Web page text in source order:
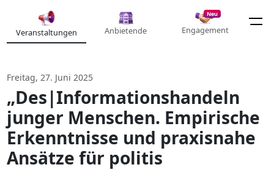
Veranstaltungen Anbietende
Neu
Engagement
Freitag, 27. Juni 2025
„Des|Informationshandeln
junger Menschen. Empirische
Erkenntnisse und praxisnahe
Ansätze für politis